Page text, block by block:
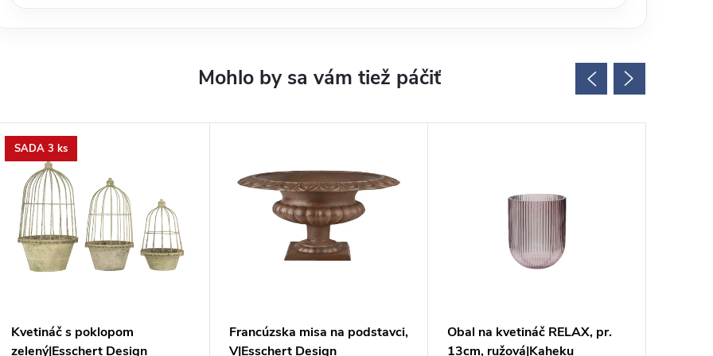
SADA 3 ks
Kvetináč s poklopom
zelený|Esschert Design
Francúzska misa na podstavci,
V|Esschert Design
Obal na kvetináč RELAX, pr.
13cm, ružová|Kaheku